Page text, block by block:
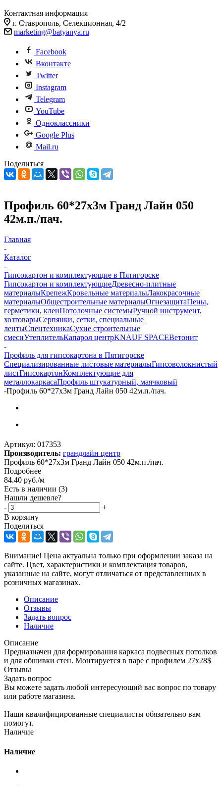
Контактная информация
г. Ставрополь, Селекционная, 4/2
marketing@batyanya.ru
Facebook
Вконтакте
Twitter
Instagram
Telegram
YouTube
Одноклассники
Google Plus
Mail.ru
Поделиться
Профиль 60*27х3м Гранд Лайн 050
42м.п./пач.
Главная
-
Каталог
-
Гипсокартон и комплектующие в Пятигорске
Гипсокартон и комплектующиеДревесно-плитные
материалыКрепежКровельные материалыЛакокрасочные
материалыОбщестроительные материалыОгнезащитаПены,
герметики, клеиПотолочные системыРучной инструмент,
хозтоварыСерпянки, сетки, специальные
лентыСпецтехникаСухие строительные
смесиУтеплительКапарол центрKNAUF SPACEВетонит
-
Профиль для гипсокартона в Пятигорске
Специализированные листовые материалыГипсоволокнистый
листГипсокартонКомплектующие для
металлокаркасаПрофиль штукатурный, маячковый
-Профиль 60*27х3м Гранд Лайн 050 42м.п./пач.
Артикул: 017353
Производитель: грандлайн центр
Профиль 60*27х3м Гранд Лайн 050 42м.п./пач.
Подробнее
84.40 руб./м
Есть в наличии (3)
Нашли дешевле?
-
+
В корзину
Поделиться
Внимание! Цена актуальна только при оформлении заказа на
сайте. Цвет, характеристики и комплектация товаров,
указанные на сайте, могут отличаться от представленных в
розничных магазинах.
Описание
Отзывы
Задать вопрос
Наличие
Описание
Предназначен для формирования каркаса подвесных потолков
и для обшивки стен. Монтируется в паре с профилем 27х28$
Отзывы
Задать вопрос
Вы можете задать любой интересующий вас вопрос по товару
или работе магазина.
Наши квалифицированные специалисты обязательно вам
помогут.
Наличие
Наличие